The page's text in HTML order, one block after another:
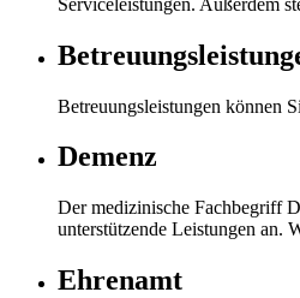
Betreuungsleistungen können
Demenz
Der medizinische Fachbegriff
unterstützende Leistungen an.
Ehrenamt